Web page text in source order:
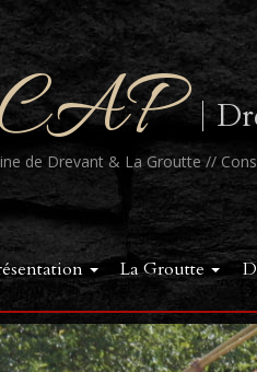
de Drevant & La Groutte //
La Groutte